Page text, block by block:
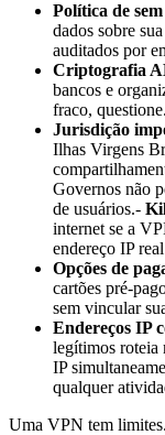
Política de
dados sobre
auditados por
Criptografia
bancos e
fraco, questione.
Jurisdição
Ilhas Virgens
Governos não
de usuários.-
internet se a
endereço IP
Opções de
cartões pré-
sem vincular
Endereços IP
legítimos roteia
IP
qualquer
Uma VPN tem